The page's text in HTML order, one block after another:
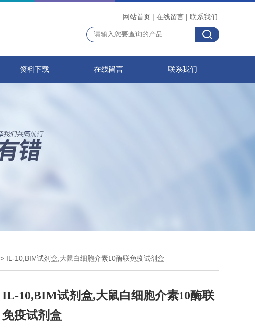
网站首页 | 在线留言 | 联系我们
资料下载 在线留言 联系我们
> IL-10,BIM试剂盒,大鼠白细胞介素10酶联免疫试剂盒
IL-10,BIM试剂盒,大鼠白细胞介素10酶联
免疫试剂盒